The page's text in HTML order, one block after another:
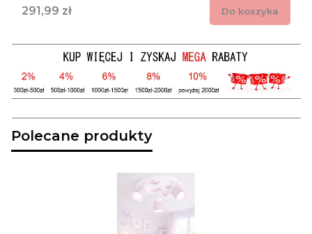
Cena
291,99 zł Do koszyka
Polecane produkty